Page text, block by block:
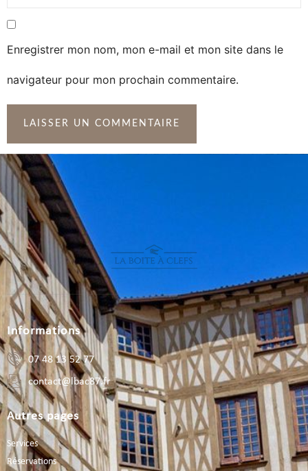
Enregistrer mon nom, mon e-mail et mon site dans le
navigateur pour mon prochain commentaire.
Informations
07 48 13 52 77
contact@lbac87.fr
Autres pages
Services
Réservations